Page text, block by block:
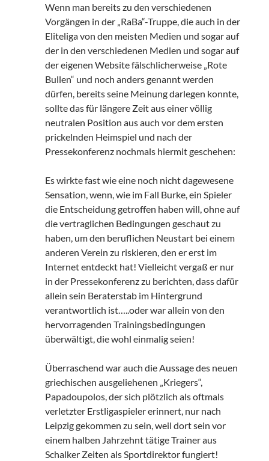
Wenn man bereits zu den verschiedenen
Vorgängen in der „RaBa“-Truppe, die auch in der
Eliteliga von den meisten Medien und sogar auf
der in den verschiedenen Medien und sogar auf
der eigenen Website fälschlicherweise „Rote
Bullen“ und noch anders genannt werden
dürfen, bereits seine Meinung darlegen konnte,
sollte das für längere Zeit aus einer völlig
neutralen Position aus auch vor dem ersten
prickelnden Heimspiel und nach der
Pressekonferenz nochmals hiermit geschehen:
Es wirkte fast wie eine noch nicht dagewesene
Sensation, wenn, wie im Fall Burke, ein Spieler
die Entscheidung getroffen haben will, ohne auf
die vertraglichen Bedingungen geschaut zu
haben, um den beruflichen Neustart bei einem
anderen Verein zu riskieren, den er erst im
Internet entdeckt hat! Vielleicht vergaß er nur
in der Pressekonferenz zu berichten, dass dafür
allein sein Beraterstab im Hintergrund
verantwortlich ist…..oder war allein von den
hervorragenden Trainingsbedingungen
überwältigt, die wohl einmalig seien!
Überraschend war auch die Aussage des neuen
griechischen ausgeliehenen „Kriegers“,
Papadoupolos, der sich plötzlich als oftmals
verletzter Erstligaspieler erinnert, nur nach
Leipzig gekommen zu sein, weil dort sein vor
einem halben Jahrzehnt tätige Trainer aus
Schalker Zeiten als Sportdirektor fungiert!